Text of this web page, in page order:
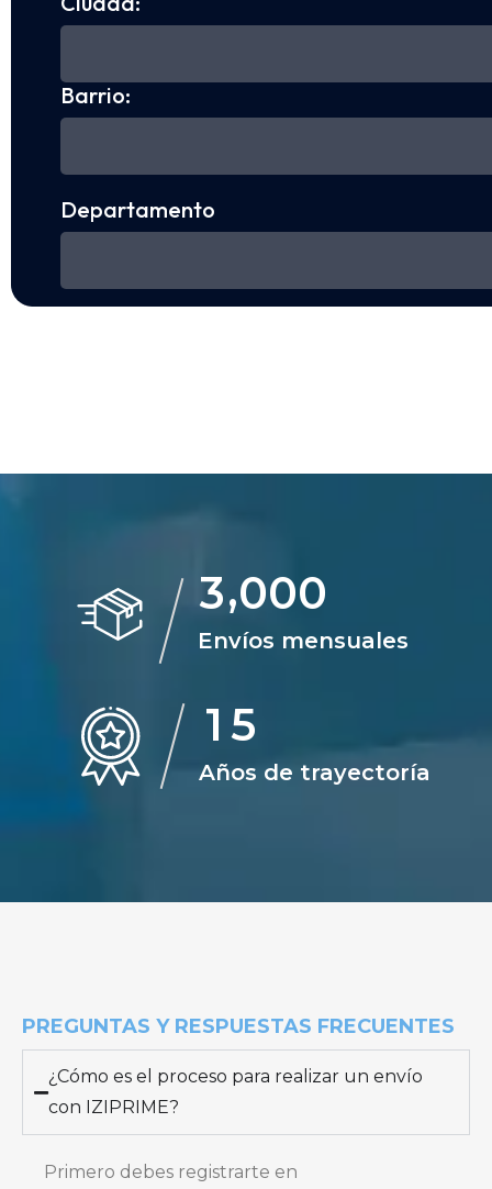
Barrio:
Departamento
3,000
Envíos mensuales
1 5
Años de trayectoría
PREGUNTAS Y RESPUESTAS FRECUENTES
¿Cómo es el proceso para realizar un envío
con IZIPRIME?
Primero debes registrarte en